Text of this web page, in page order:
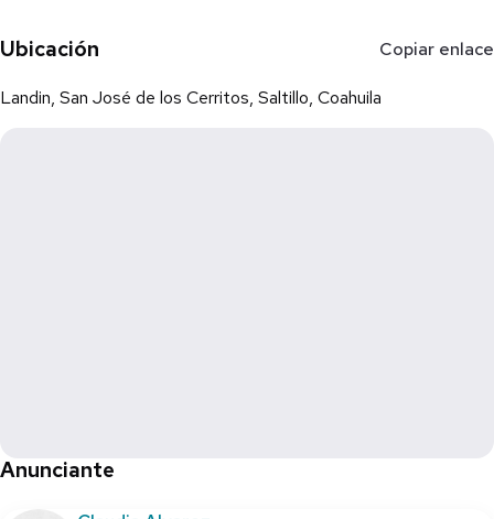
Para más información y citas 📲 8446066075 o ￼⁨8441957503
Ubicación Copiar enlace
Landin, San José de los Cerritos, Saltillo, Coahuila
Anunciante